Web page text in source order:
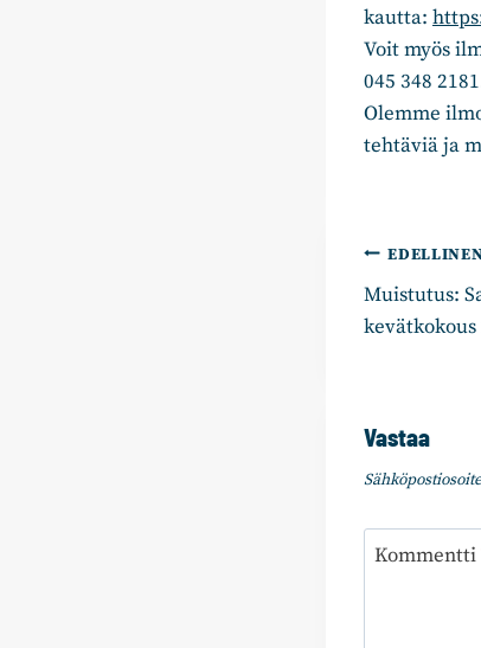
kautta:
Voit myös
045 348
Olemme
tehtäviä ja
selaus
Muistutus:
kevätkokous
Vastaa
Kommentti